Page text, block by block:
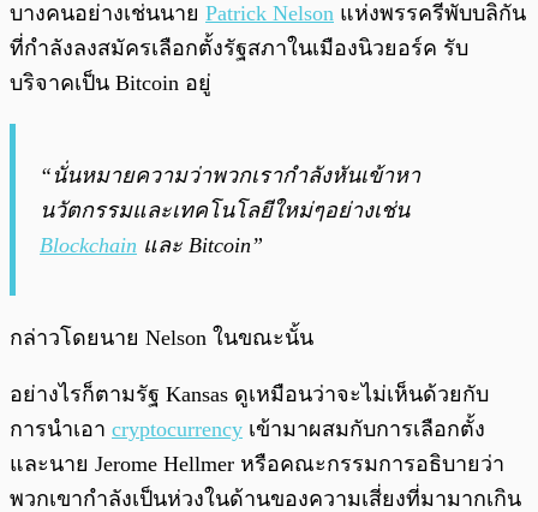
บางคนอย่างเช่นนาย Patrick Nelson แห่งพรรครีพับบลิกัน
ที่กำลังลงสมัครเลือกตั้งรัฐสภาในเมืองนิวยอร์ค รับ
บริจาคเป็น Bitcoin อยู่
“นั่นหมายความว่าพวกเรากำลังหันเข้าหา
นวัตกรรมและเทคโนโลยีใหม่ๆอย่างเช่น
Blockchain และ Bitcoin”
กล่าวโดยนาย Nelson ในขณะนั้น
อย่างไรก็ตามรัฐ Kansas ดูเหมือนว่าจะไม่เห็นด้วยกับ
การนำเอา cryptocurrency เข้ามาผสมกับการเลือกตั้ง
และนาย Jerome Hellmer หรือคณะกรรมการอธิบายว่า
พวกเขากำลังเป็นห่วงในด้านของความเสี่ยงที่มามากเกิน